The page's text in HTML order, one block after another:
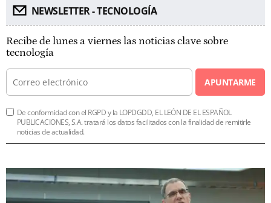
NEWSLETTER - TECNOLOGÍA
Recibe de lunes a viernes las noticias clave sobre
tecnología
APUNTARME
De conformidad con el RGPD y la LOPDGDD, EL LEÓN DE EL ESPAÑOL
PUBLICACIONES, S.A. tratará los datos facilitados con la finalidad de remitirle
noticias de actualidad.